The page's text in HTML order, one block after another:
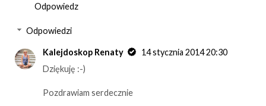
Odpowiedz
Odpowiedzi
Kalejdoskop Renaty
14 stycznia 2014 20:30
Dziękuję :-)
Pozdrawiam serdecznie